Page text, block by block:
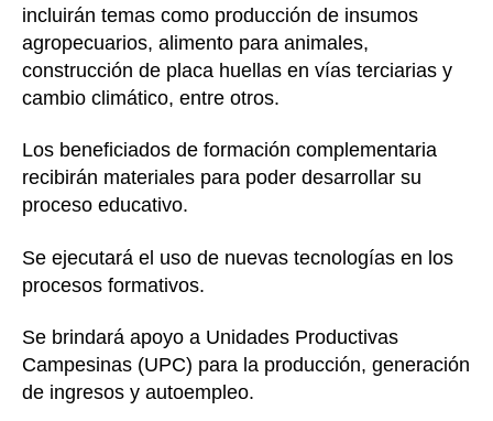
incluirán temas como producción de insumos
agropecuarios, alimento para animales,
construcción de placa huellas en vías terciarias y
cambio climático, entre otros.
Los beneficiados de formación complementaria
recibirán materiales para poder desarrollar su
proceso educativo.
Se ejecutará el uso de nuevas tecnologías en los
procesos formativos.
Se brindará apoyo a Unidades Productivas
Campesinas (UPC) para la producción, generación
de ingresos y autoempleo.